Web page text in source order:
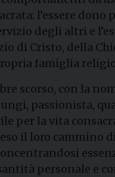
l’essere dono
degli altri e
di Cristo, della
famiglia
scorso, con la
passionista,
per la vita
il loro cammino
personale e